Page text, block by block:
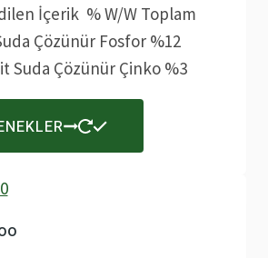
Seçenekler
ürün
sayfasından
seçilebilir
İçerik % W/W Toplam
Çözünür Fosfor %12
Suda Çözünür Çinko %3